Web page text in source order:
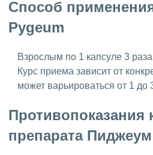
Способ
Pygeum
Взрослым по 1 капсуле 3
Курс приема зависит от
может варьироваться от 1 до
препарата